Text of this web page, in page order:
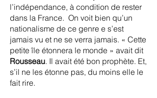
l’indépendance, à condition de rester
dans la France. On voit bien qu’un
nationalisme de ce genre e s’est
jamais vu et ne se verra jamais. « Cette
petite île étonnera le monde » avait dit
Rousseau. Il avait été bon prophète. Et,
s’il ne les étonne pas, du moins elle le
fait rire.